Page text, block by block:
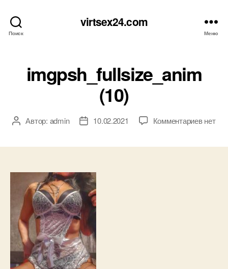
Поиск
virtsex24.com
Меню
imgpsh_fullsize_anim
(10)
АвторАвтор: admin
Дата10.02.2021 Комментариевк
нет